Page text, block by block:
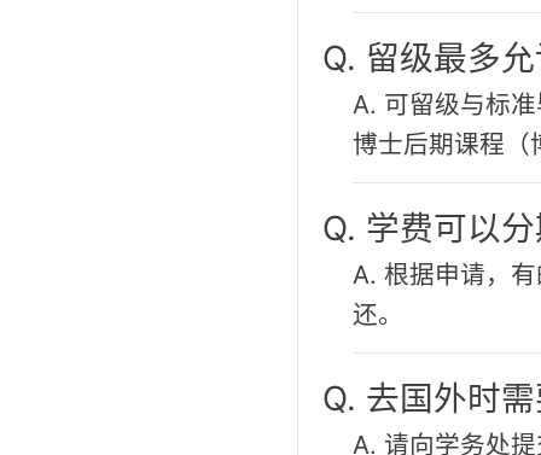
Q. 留级最多
A. 可留级与标
博士后期课程（
Q. 学费可以
A. 根据申请，
还。
Q. 去国外时
A. 请向学务处